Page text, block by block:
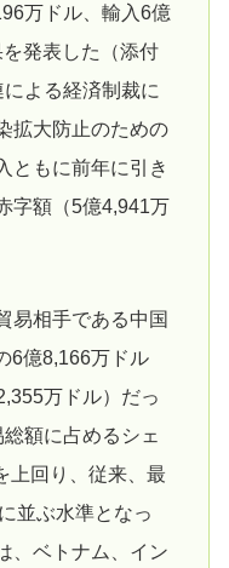
万ドル、輸入6億
発表した（添付
よる経済制裁に
拡大防止のための
ともに前年に引き
字額（5億4,941万
易相手である中国
6億8,166万ドル
万ドル）だっ
額に占めるシェ
上回り、従来、最
並ぶ水準となっ
、ベトナム、イン